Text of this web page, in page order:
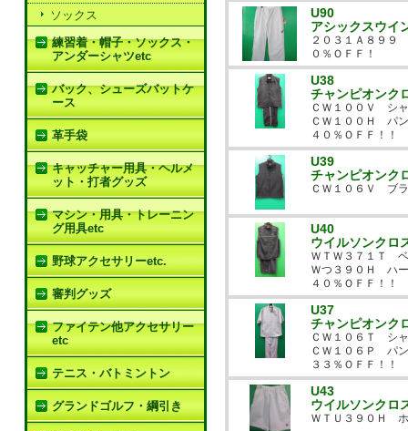
ソックス
練習着・帽子・ソックス・
アンダーシャツetc
バック、シューズバットケ
ース
革手袋
キャッチャー用具・ヘルメ
ット・打者グッズ
マシン・用具・トレーニン
グ用具etc
野球アクセサリーetc.
審判グッズ
ファイテン他アクセサリー
etc
テニス・バトミントン
グランドゴルフ・綱引き
U90
アシックスウイ
２０３１Ａ８９
０％ＯＦＦ！
U38
チャンピオンク
ＣＷ１００Ｖ シ
ＣＷ１００Ｈ パ
４０％ＯＦＦ！！
U39
チャンピオンク
ＣＷ１０６Ｖ ブ
U40
ウイルソンクロ
ＷＴＷ３７１
Ｗつ３９０Ｈ ハ
４０％ＯＦＦ！！
U37
チャンピオンク
ＣＷ１０６Ｔ シ
ＣＷ１０６Ｐ パ
３３％ＯＦＦ！！
U43
ウイルソンクロ
ＷＴＵ３９０Ｈ